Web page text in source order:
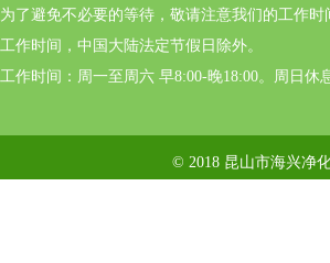
为了避免不必要的等待，敬请注意我们的工作时
工作时间，中国大陆法定节假日除外。
工作时间：周一至周六 早8:00-晚18:00。周日休
© 2018 昆山市海兴净